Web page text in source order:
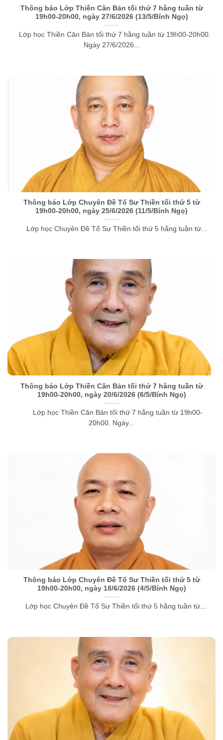
Thông báo Lớp Thiền Căn Bản tối thứ 7 hằng tuần từ
19h00-20h00, ngày 27/6/2026 (13/5/Bính Ngọ)
Lớp học Thiền Căn Bản tối thứ 7 hằng tuần từ 19h00-20h00.
Ngày 27/6/2026...
Thông báo Lớp Chuyên Đề Tổ Sư Thiền tối thứ 5 từ
19h00-20h00, ngày 25/6/2026 (11/5/Bính Ngọ)
Lớp học Chuyên Đề Tổ Sư Thiền tối thứ 5 hằng tuần từ...
Thông báo Lớp Thiền Căn Bản tối thứ 7 hằng tuần từ
19h00-20h00, ngày 20/6/2026 (6/5/Bính Ngọ)
Lớp học Thiền Căn Bản tối thứ 7 hằng tuần từ 19h00-
20h00. Ngày...
Thông báo Lớp Chuyên Đề Tổ Sư Thiền tối thứ 5 từ
19h00-20h00, ngày 18/6/2026 (4/5/Bính Ngọ)
Lớp học Chuyên Đề Tổ Sư Thiền tối thứ 5 hằng tuần từ...